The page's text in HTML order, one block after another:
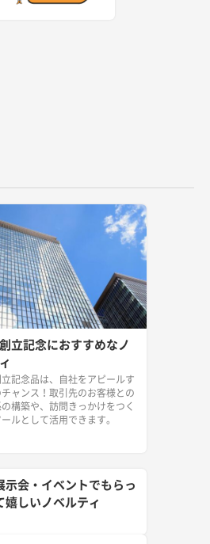
立記念におすすめなノ
記念品は、自社をアピールす
ャンス！取引先のお客様との
構築や、訪問きっかけをつく
ルとして活用できます。
示会・イベントでもらっ
嬉しいノベルティ